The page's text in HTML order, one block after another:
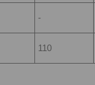
-
110